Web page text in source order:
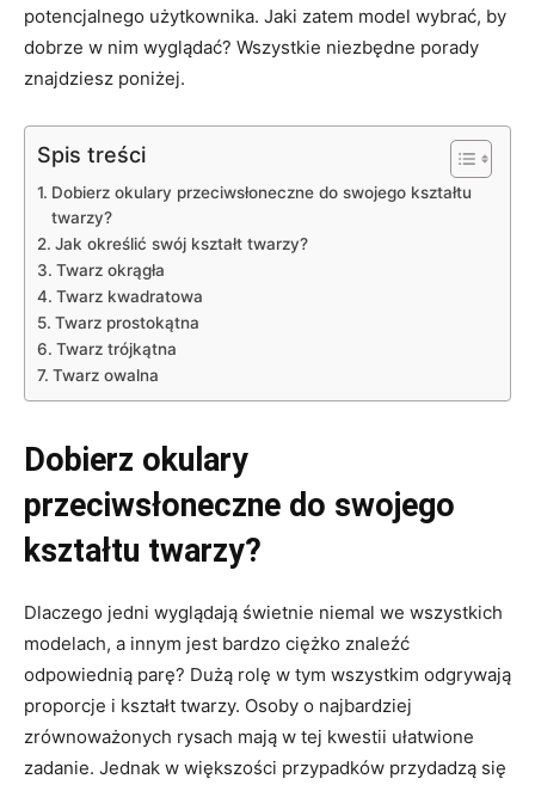
potencjalnego użytkownika. Jaki zatem model wybrać, by
dobrze w nim wyglądać? Wszystkie niezbędne porady
znajdziesz poniżej.
Spis treści
Dobierz okulary przeciwsłoneczne do swojego kształtu
twarzy?
Jak określić swój kształt twarzy?
Twarz okrągła
Twarz kwadratowa
Twarz prostokątna
Twarz trójkątna
Twarz owalna
Dobierz okulary
przeciwsłoneczne do swojego
kształtu twarzy?
Dlaczego jedni wyglądają świetnie niemal we wszystkich
modelach, a innym jest bardzo ciężko znaleźć
odpowiednią parę? Dużą rolę w tym wszystkim odgrywają
proporcje i kształt twarzy. Osoby o najbardziej
zrównoważonych rysach mają w tej kwestii ułatwione
zadanie. Jednak w większości przypadków przydadzą się